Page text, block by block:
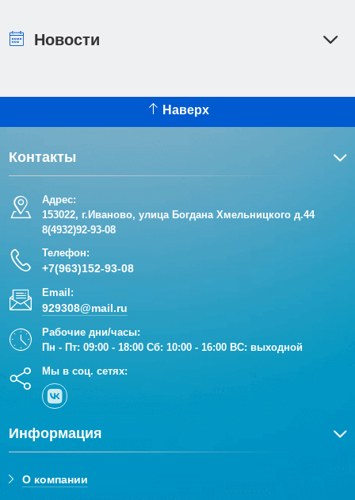
Новости
Наверх
Контакты
Адрес:
153022, г.Иваново, улица Богдана Хмельницкого д.44
8(4932)92-93-08
Телефон:
+7(963)152-93-08
Email:
929308@mail.ru
Рабочие дни/часы:
Пн - Пт: 09:00 - 18:00 Сб: 10:00 - 16:00 ВС: выходной
Мы в соц. сетях:
Информация
О компании